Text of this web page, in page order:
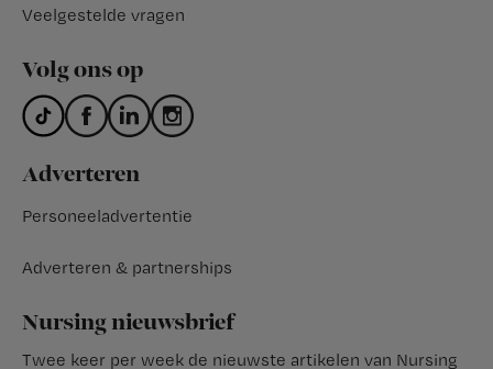
Veelgestelde vragen
Volg ons op
Adverteren
Personeeladvertentie
Adverteren & partnerships
Nursing nieuwsbrief
Twee keer per week de nieuwste artikelen van Nursing